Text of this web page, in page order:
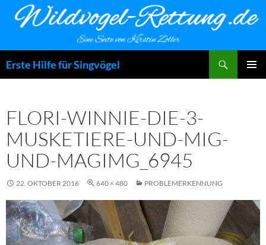
Inhalt
Erste Hilfe für Singvögel
FLORI-WINNIE-DIE-3-
MUSKETIERE-UND-MIG-
UND-MAGIMG_6945
22. OKTOBER 2016 640 × 480 PROBLEMERKENNUNG